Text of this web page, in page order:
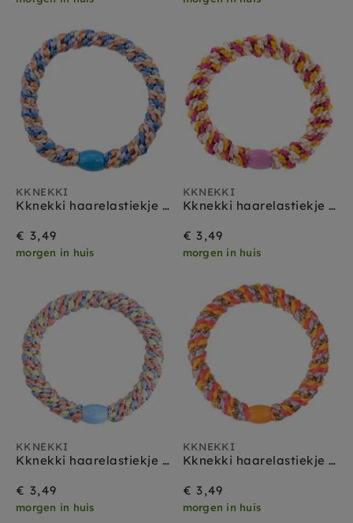
KKNEKKI
Kknekki haarelastiekje mix koningsblauw glitter
€ 3,49
morgen in huis
KKNEKKI
Kknekki haarelastiekje mix fuchsia roze
€ 3,49
morgen in huis
KKNEKKI
Kknekki haarelastiekje mix blauw peach
€ 3,49
morgen in huis
KKNEKKI
Kknekki haarelastiekje mix neon pink glitter
€ 3,49
morgen in huis